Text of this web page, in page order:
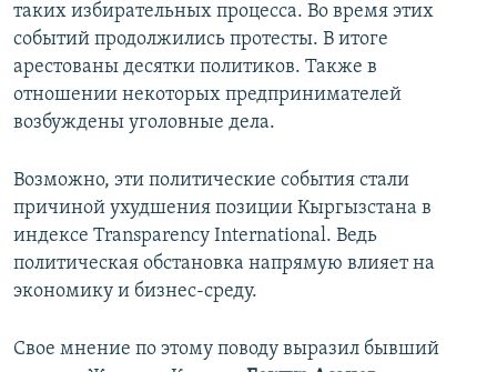
таких избирательных процесса. Во время этих
событий продолжились протесты. В итоге
арестованы десятки политиков. Также в
отношении некоторых предпринимателей
возбуждены уголовные дела.
Возможно, эти политические события стали
причиной ухудшения позиции Кыргызстана в
индексе Transparency International. Ведь
политическая обстановка напрямую влияет на
экономику и бизнес-среду.
Свое мнение по этому поводу выразил бывший